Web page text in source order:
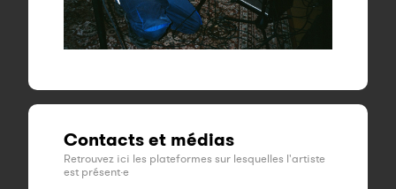
Contacts et médias
Retrouvez ici les plateformes sur lesquelles l'artiste
est présent·e